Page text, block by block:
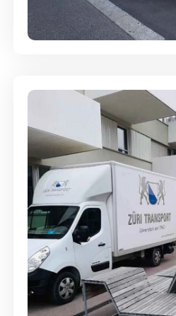
Full-Service - Für
Umzugsreinigung -